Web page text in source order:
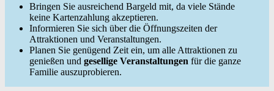
Bringen Sie ausreichend Bargeld mit, da viele Stände
keine Kartenzahlung akzeptieren.
Informieren Sie sich über die Öffnungszeiten der
Attraktionen und Veranstaltungen.
Planen Sie genügend Zeit ein, um alle Attraktionen zu
genießen und gesellige Veranstaltungen für die ganze
Familie auszuprobieren.